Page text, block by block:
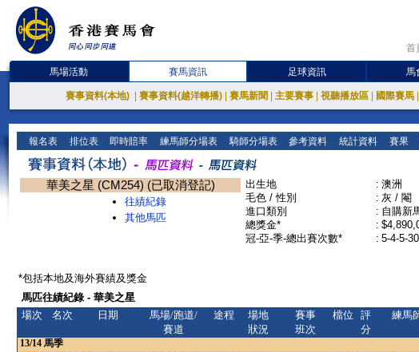
首
馬場活動 賽馬資訊 足球資訊 馬
賽事資料(本地) 賽事資料(越洋轉播) 賽馬新聞 主要賽事 視聽播放區 國際賽馬
報名表 排位表 即時賠率 練馬師分場表 騎師分場表 參考資料 統計資料 賽果
華美之星 (CM254) (已取消登記)
往績紀錄
其他馬匹
出生地 : 澳洲
毛色 / 性別
: 灰 / 閹
進口類別
: 自購新
總獎金*
:
冠-亞-季-總出賽次數*
: 5-4-5-30
*包括本地及海外賽績及獎金
馬匹往績紀錄 - 華美之星
場次
名次 日期
馬場/跑道/
賽道
途程
場地
狀況
賽事
班次
檔位
評
分
練馬
13/14 馬季